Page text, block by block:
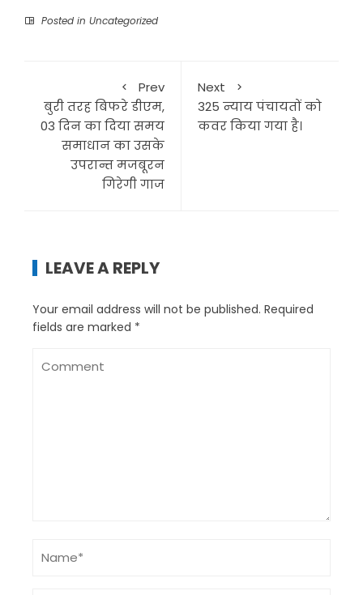
Posted in Uncategorized
Prev
बुरी तरह बिफरे डीएम,
03 दिन का दिया समय
समाधान का उसके
उपरान्त मजबूरन
गिरेगी गाज
Next
325 न्याय पंचायतों को
कवर किया गया है।
LEAVE A REPLY
Your email address will not be published. Required
fields are marked *